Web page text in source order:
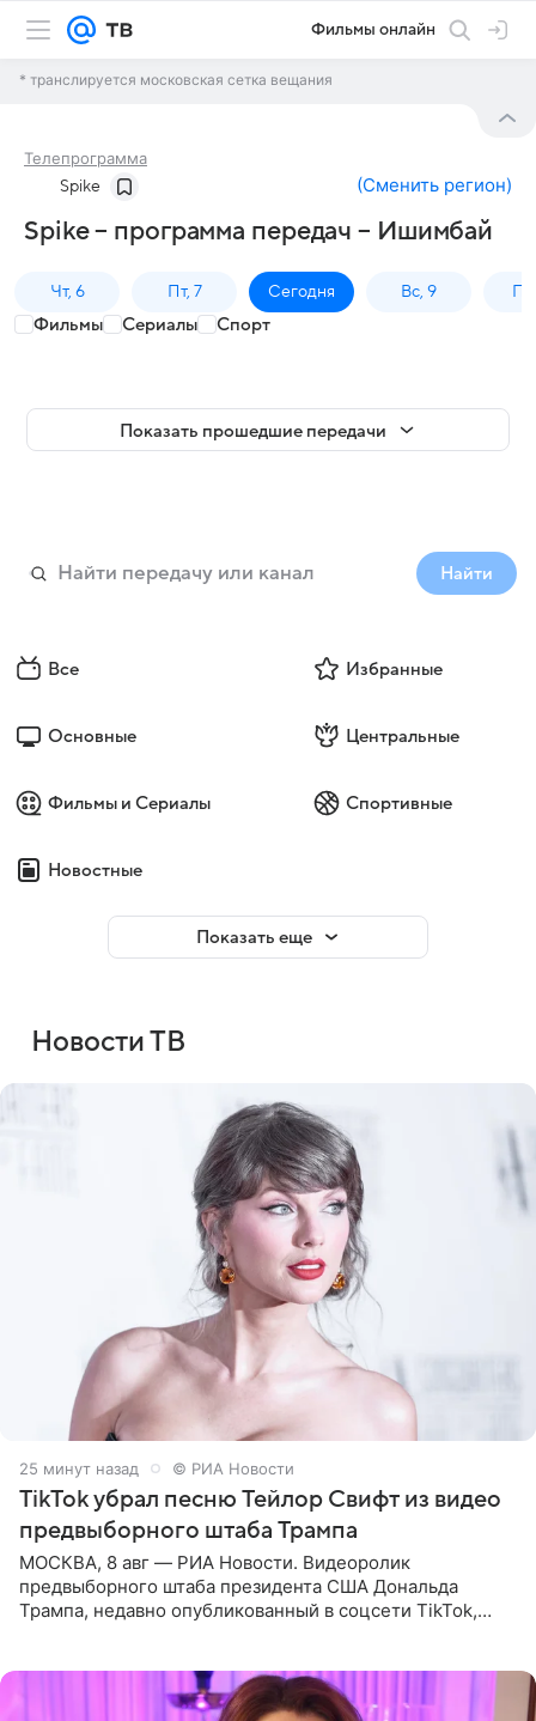
Фильмы онлайн
* транслируется московская сетка вещания
Телепрограмма
Spike (Сменить регион)
Spike – программа передач – Ишимбай
Чт, 6 Пт, 7 Сегодня Вс, 9
Фильмы Сериалы Спорт
Показать прошедшие передачи
Найти
Все Избранные
Основные Центральные
Фильмы и Сериалы Спортивные
Новостные
Показать еще
Новости ТВ
25 минут назад © РИА Новости
TikTok убрал песню Тейлор Свифт из видео
предвыборного штаба Трампа
МОСКВА, 8 авг — РИА Новости. Видеоролик
предвыборного штаба президента США Дональда
Трампа, недавно опубликованный в соцсети TikTok,